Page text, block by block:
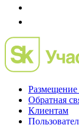
Обратная
Клиентам